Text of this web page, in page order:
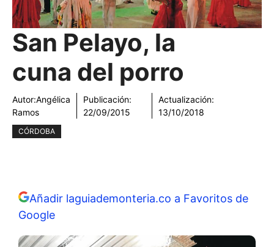
San Pelayo, la
cuna del porro
Autor:Angélica
Ramos
Publicación:
22/09/2015
Actualización:
13/10/2018
CÓRDOBA
Añadir laguiademonteria.co a Favoritos de
Google